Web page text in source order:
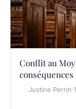
Conflit au
Justine Perrin·